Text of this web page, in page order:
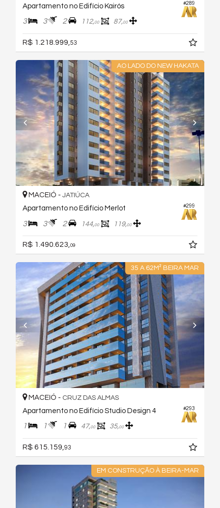
#289
Apartamento no Edifício Kairós
3 3 2 112,00 87,00
R$ 1.218.999, 53
AO LADO DO NEW HAKATA
#299
MACEIÓ - JATIÚCA
Apartamento no Edifício Merlot
3 3 2 144,00 119,00
R$ 1.490.623,09
35 A 62M² BEIRA MAR
#293
MACEIÓ - CRUZ DAS ALMAS
Apartamento no Edifício Studio Design 4
1 1 1 47,00 35,00
R$ 615.159, 93
EM CONSTRUÇÃO À BEIRA-MAR